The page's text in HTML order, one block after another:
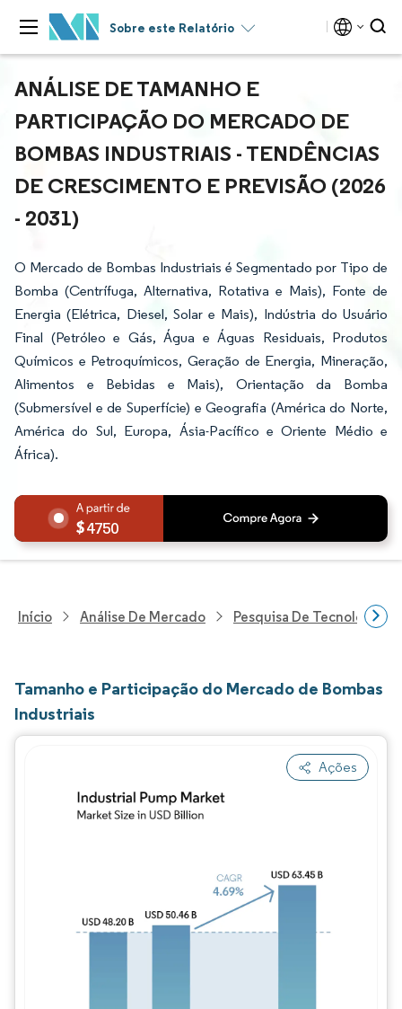
Sobre este Relatório
ANÁLISE DE TAMANHO E
PARTICIPAÇÃO DO MERCADO DE
BOMBAS INDUSTRIAIS - TENDÊNCIAS
DE CRESCIMENTO E PREVISÃO (2026
- 2031)
O Mercado de Bombas Industriais é Segmentado por Tipo de
Bomba (Centrífuga, Alternativa, Rotativa e Mais), Fonte de
Energia (Elétrica, Diesel, Solar e Mais), Indústria do Usuário
Final (Petróleo e Gás, Água e Águas Residuais, Produtos
Químicos e Petroquímicos, Geração de Energia, Mineração,
Alimentos e Bebidas e Mais), Orientação da Bomba
(Submersível e de Superfície) e Geografia (América do Norte,
América do Sul, Europa, Ásia-Pacífico e Oriente Médio e
África).
4750
Início Análise De Mercado Pesquisa De Tecnologia,
Tamanho e Participação do Mercado de Bombas
Industriais
Ações